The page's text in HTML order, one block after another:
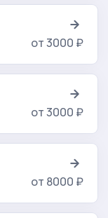
от 3000 ₽
от 3000 ₽
от 8000 ₽